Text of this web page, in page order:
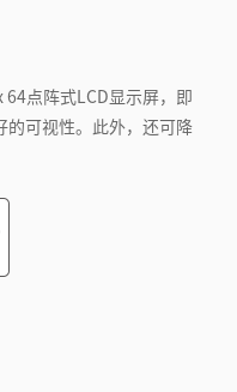
64点阵式LCD显示屏，即
的可视性。此外，还可降